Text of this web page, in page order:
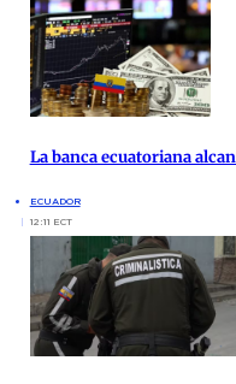
La banca ecuatoriana
ECUADOR
12:11 ECT